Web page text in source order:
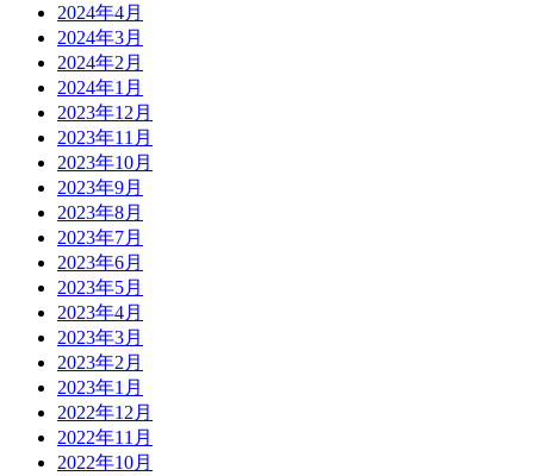
2024年4月
2024年3月
2024年2月
2024年1月
2023年12月
2023年11月
2023年10月
2023年9月
2023年8月
2023年7月
2023年6月
2023年5月
2023年4月
2023年3月
2023年2月
2023年1月
2022年12月
2022年11月
2022年10月